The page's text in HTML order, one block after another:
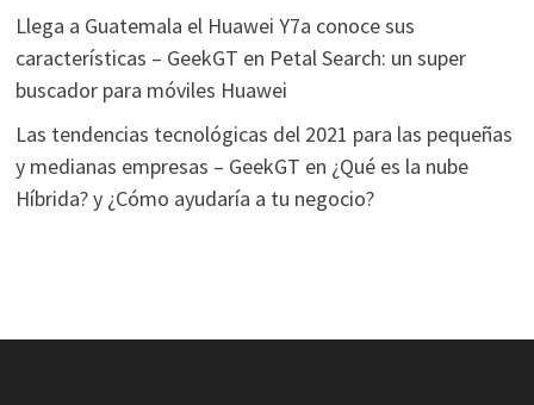
Llega a Guatemala el Huawei Y7a conoce sus
características – GeekGT en Petal Search: un super
buscador para móviles Huawei
Las tendencias tecnológicas del 2021 para las pequeñas
y medianas empresas – GeekGT en ¿Qué es la nube
Híbrida? y ¿Cómo ayudaría a tu negocio?